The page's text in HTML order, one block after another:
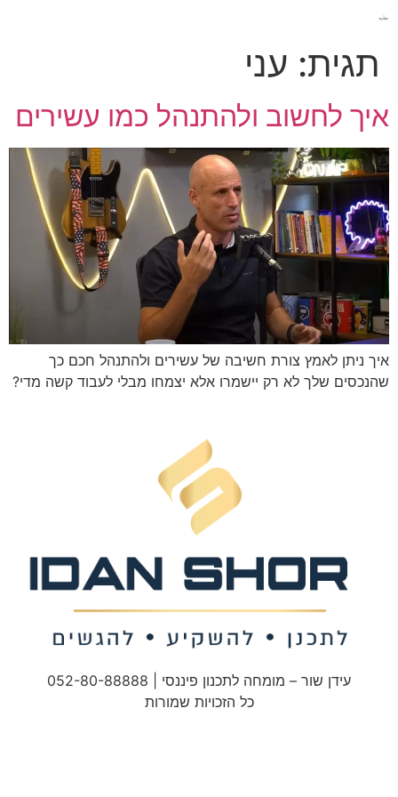
תגית: עני
איך לחשוב ולהתנהל כמו עשירים
איך ניתן לאמץ צורת חשיבה של עשירים ולהתנהל חכם כך
שהנכסים שלך לא רק יישמרו אלא יצמחו מבלי לעבוד קשה מדי?
עידן שור – מומחה לתכנון פיננסי | 052-80-88888
כל הזכויות שמורות